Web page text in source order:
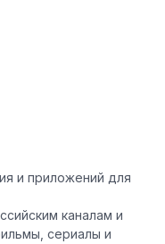
и приложений для
каналам и
сериалы и